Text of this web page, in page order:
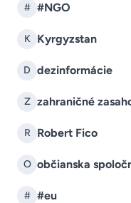
# #NGO
K Kyrgyzstan
D dezinformácie
Z zahraničné
R Robert Fico
O občianska
# #eu